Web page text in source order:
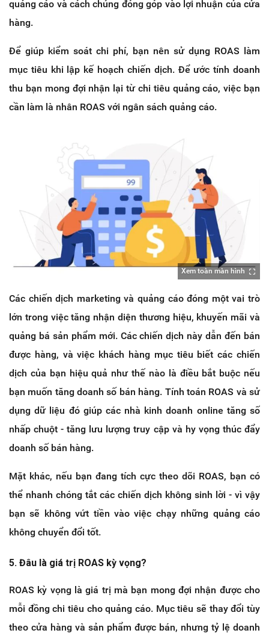
quảng cáo và cách chúng đóng góp vào lợi nhuận của cửa
hàng.
Để giúp kiểm soát chi phí, bạn nên sử dụng ROAS làm
mục tiêu khi lập kế hoạch chiến dịch. Để ước tính doanh
thu bạn mong đợi nhận lại từ chi tiêu quảng cáo, việc bạn
cần làm là nhân ROAS với ngân sách quảng cáo.
Xem toàn màn hình
Các chiến dịch marketing và quảng cáo đóng một vai trò
lớn trong việc tăng nhận diện thương hiệu, khuyến mãi và
quảng bá sản phẩm mới. Các chiến dịch này dẫn đến bán
được hàng, và việc khách hàng mục tiêu biết các chiến
dịch của bạn hiệu quả như thế nào là điều bắt buộc nếu
bạn muốn tăng doanh số bán hàng. Tính toán ROAS và sử
dụng dữ liệu đó giúp các nhà kinh doanh online tăng số
nhấp chuột - tăng lưu lượng truy cập và hy vọng thúc đẩy
doanh số bán hàng.
Mặt khác, nếu bạn đang tích cực theo dõi ROAS, bạn có
thể nhanh chóng tắt các chiến dịch không sinh lời - vì vậy
bạn sẽ không vứt tiền vào việc chạy những quảng cáo
không chuyển đổi tốt.
5. Đâu là giá trị ROAS kỳ vọng?
ROAS kỳ vọng là giá trị mà bạn mong đợi nhận được cho
mỗi đồng chi tiêu cho quảng cáo. Mục tiêu sẽ thay đổi tùy
theo cửa hàng và sản phẩm được bán, nhưng tỷ lệ doanh